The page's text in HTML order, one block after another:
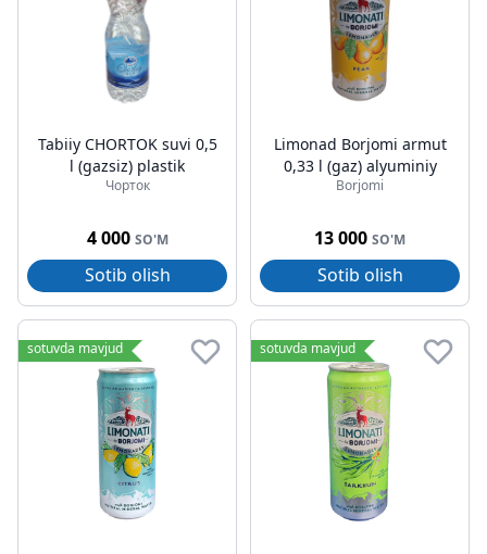
Tabiiy CHORTOK suvi 0,5
l (gazsiz) plastik
Чорток
4 000 SO'M
Sotib olish
Limonad Borjomi armut
0,33 l (gaz) alyuminiy
Borjomi
13 000 SO'M
Sotib olish
sotuvda mavjud sotuvda mavjud